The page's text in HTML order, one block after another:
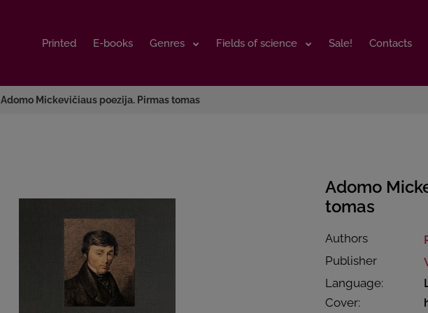
Printed E-books Genres Fields of science Sale! Contacts
Printed E-books Genres Fields of science Sale! Contacts
Adomo Mickevičiaus poezija. Pirmas tomas
Adomo
tomas
Authors
Publisher
Language:
Cover: